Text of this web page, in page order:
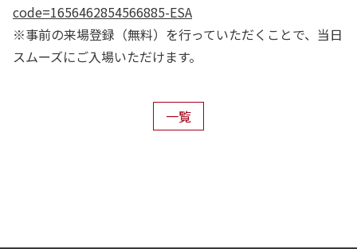
code=1656462854566885-ESA
※事前の来場登録（無料）を行っていただくことで、当日
スムーズにご入場いただけます。
一覧